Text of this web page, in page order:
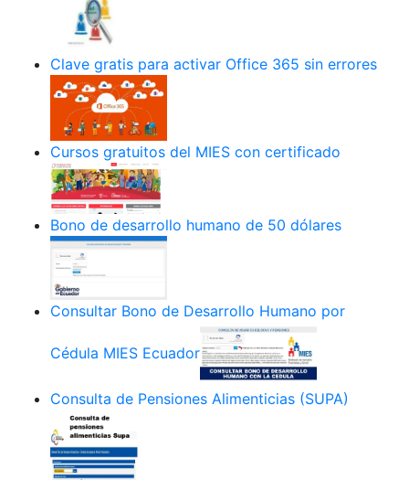
Clave gratis para activar Office 365 sin errores
Cursos gratuitos del MIES con certificado
Bono de desarrollo humano de 50 dólares
Consultar Bono de Desarrollo Humano por
Cédula MIES Ecuador
Consulta de Pensiones Alimenticias (SUPA)